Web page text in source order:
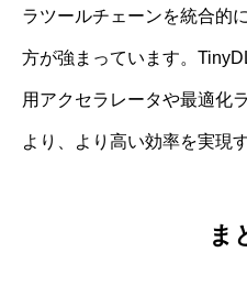
ラツールチェーンを統合的
方が強まっています。
用アクセラレータや最適化
より、より高い効率を実現
ま